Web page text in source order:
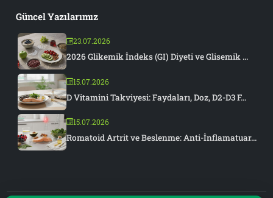
Güncel Yazılarımız
23.07.2026
2026 Glikemik İndeks (GI) Diyeti ve Glisemik ...
15.07.2026
D Vitamini Takviyesi: Faydaları, Doz, D2-D3 F...
15.07.2026
Romatoid Artrit ve Beslenme: Anti-İnflamatuar...